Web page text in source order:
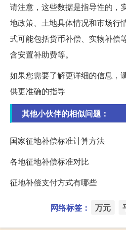
请注意，这些数据是指导性的，
地政策、土地具体情况和市场行
式可能包括货币补偿、实物补偿
含安置补助费等。
如果您需要了解更详细的信息，
供更准确的指导
其他小伙伴的相似问题：
国家征地补偿标准计算方法
各地征地补偿标准对比
征地补偿支付方式有哪些
网络标签： 万元